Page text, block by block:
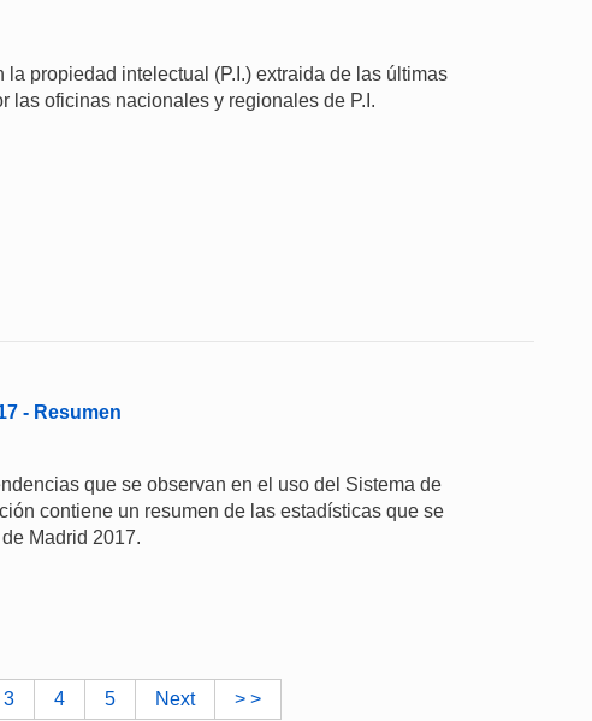
propiedad intelectual (P.I.) extraida de las últimas
las oficinas nacionales y regionales de P.I.
- Resumen
que se observan en el uso del Sistema de
contiene un resumen de las estadísticas que se
Madrid 2017.
3 4 5 Next > >